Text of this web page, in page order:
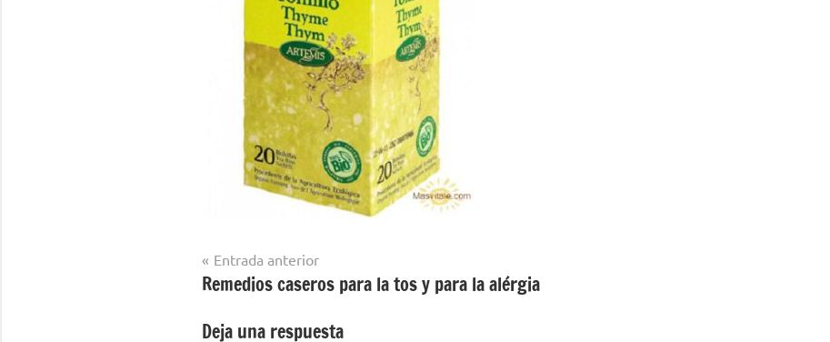
Navegación
de
entradas
Entrada anterior
Remedios caseros para la tos y para la alérgia
Deja una respuesta